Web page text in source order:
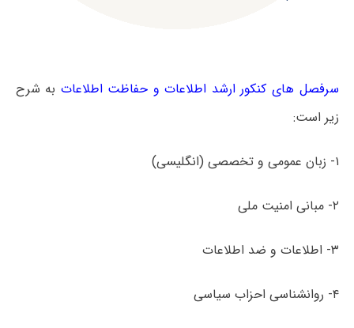
سرفصل های کنکور ارشد اطلاعات و حفاظت اطلاعات به شرح
زیر است:
۱- زبان عمومی و تخصصی (انگلیسی)
۲- مبانی امنیت ملی
۳- اطلاعات و ضد اطلاعات
۴- روانشناسی احزاب سیاسی